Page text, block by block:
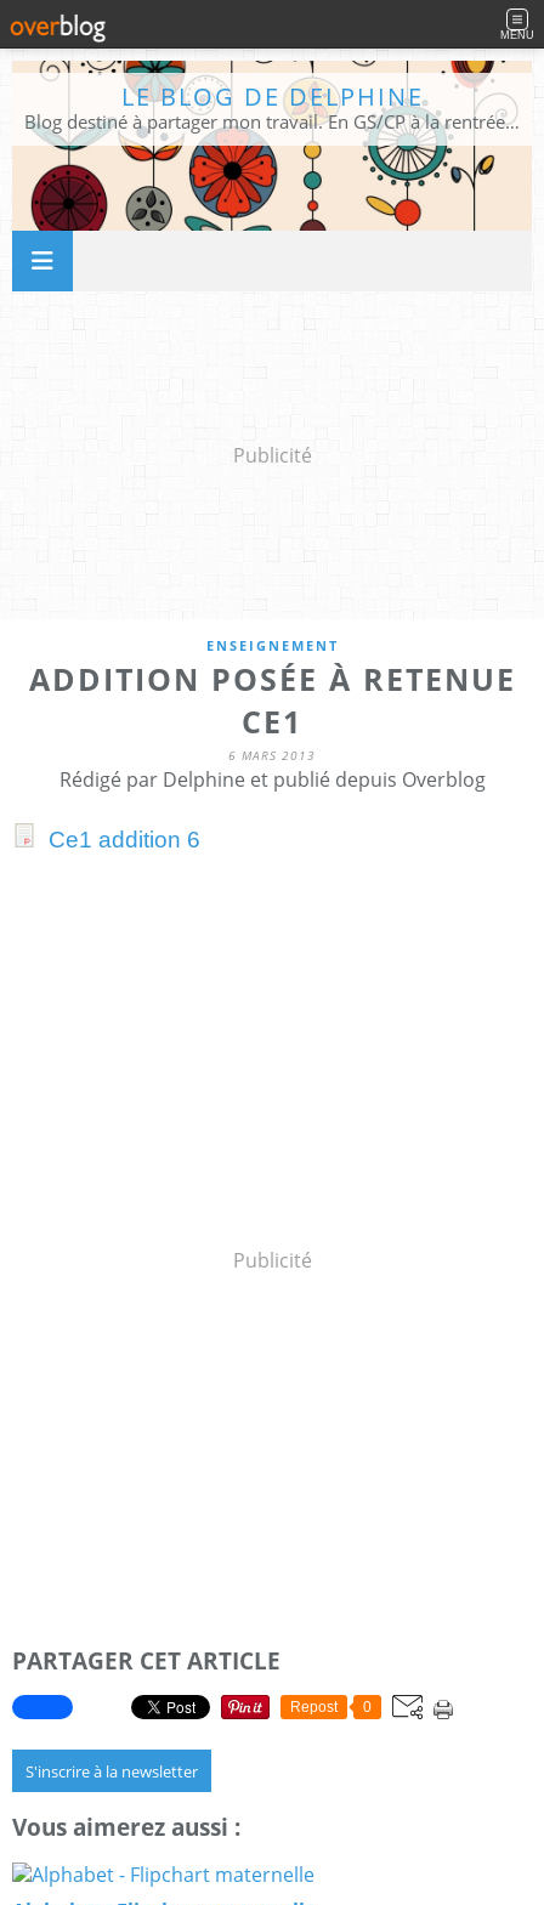
MENU
LE BLOG DE DELPHINE
Blog destiné à partager mon travail. En GS/CP à la rentrée 2026/2027 !
Publicité
ENSEIGNEMENT
ADDITION POSÉE À RETENUE
CE1
6 MARS 2013
Rédigé par Delphine et publié depuis Overblog
Ce1 addition 6
Publicité
PARTAGER CET ARTICLE
Repost 0
S'inscrire à la newsletter
Vous aimerez aussi :